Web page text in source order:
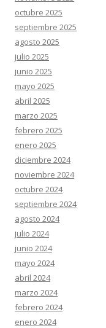
octubre 2025
septiembre 2025
agosto 2025
julio 2025
junio 2025
mayo 2025
abril 2025
marzo 2025
febrero 2025
enero 2025
diciembre 2024
noviembre 2024
octubre 2024
septiembre 2024
agosto 2024
julio 2024
junio 2024
mayo 2024
abril 2024
marzo 2024
febrero 2024
enero 2024